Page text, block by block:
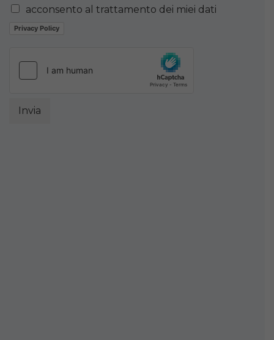
acconsento al trattamento dei miei dati
Privacy Policy
Invia